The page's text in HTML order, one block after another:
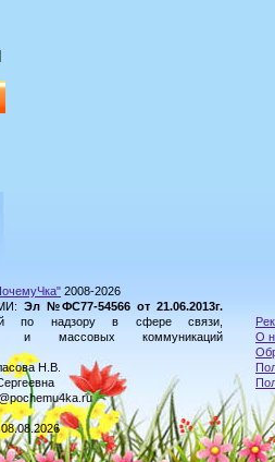
2008-2026
Эл №ФС77-54566 от 21.06.2013г.
по надзору в сфере связи,
и массовых коммуникаций
Н.В.
О